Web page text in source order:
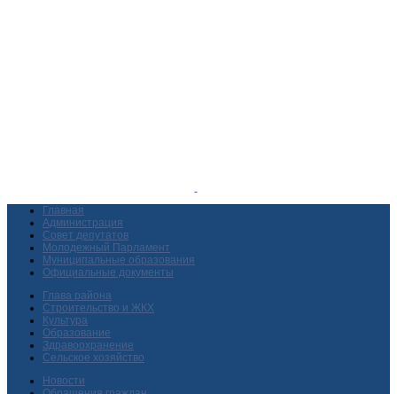
Главная
Администрация
Совет депутатов
Молодежный Парламент
Муниципальные образования
Официальные документы
Глава района
Строительство и ЖКХ
Культура
Образование
Здравоохранение
Сельское хозяйство
Новости